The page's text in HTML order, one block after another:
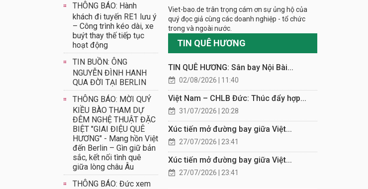
THÔNG BÁO: Hành
khách đi tuyến RE1 lưu ý
– Công trình kéo dài, xe
buýt thay thế tiếp tục
hoạt động
TIN BUỒN: ÔNG
NGUYỄN ĐÌNH HANH
QUA ĐỜI TẠI BERLIN
THÔNG BÁO: MỜI QUÝ
KIỀU BÀO THAM DỰ
ĐÊM NGHỆ THUẬT ĐẶC
BIỆT "GIAI ĐIỆU QUÊ
HƯƠNG" - Mang hồn Việt
đến Berlin – Gìn giữ bản
sắc, kết nối tình quê
giữa lòng châu Âu
THÔNG BÁO: Đức xem
Viet-bao.de trân trọng cám ơn sự ủng hộ của
quý đọc giả cùng các doanh nghiệp - tổ chức
trong và ngoài nước.
TIN QUÊ HƯƠNG
TIN QUÊ HƯƠNG: Sân bay Nội Bài...
02/08/2026 | 11:40
Việt Nam – CHLB Đức: Thúc đẩy hợp...
31/07/2026 | 20:28
Xúc tiến mở đường bay giữa Việt...
27/07/2026 | 23:41
Xúc tiến mở đường bay giữa Việt...
27/07/2026 | 23:41